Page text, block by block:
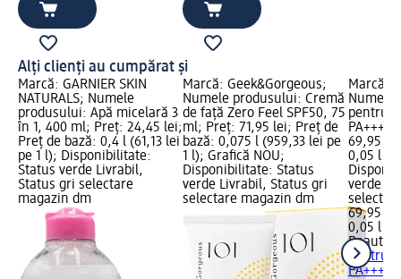
Alți clienți au cumpărat și
Marcă: GARNIER SKIN
NATURALS; Numele
produsului: Apă micelară 3
în 1, 400 ml; Preț: 24,45 lei;
Preț de bază: 0,4 l (61,13 lei
pe 1 l); Disponibilitate:
Status verde Livrabil,
Status gri selectare
magazin dm
Marcă: Geek&Gorgeous;
Numele produsului: Cremă
de față Zero Feel SPF50, 75
ml; Preț: 71,95 lei; Preț de
bază: 0,075 l (959,33 lei pe
1 l); Grafică NOU;
Disponibilitate: Status
verde Livrabil, Status gri
selectare magazin dm
Marcă:
Numele
pentru
69,95
0,05 l
verde
69,95 lei
0,05 l
Beauty
pentru